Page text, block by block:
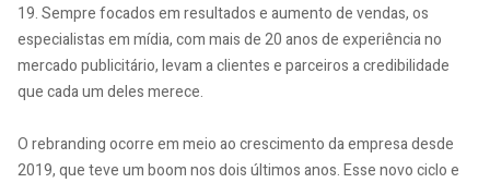
19. Sempre focados em resultados e aumento de vendas, os
especialistas em mídia, com mais de 20 anos de experiência no
mercado publicitário, levam a clientes e parceiros a credibilidade
que cada um deles merece.
O rebranding ocorre em meio ao crescimento da empresa desde
2019, que teve um boom nos dois últimos anos. Esse novo ciclo e